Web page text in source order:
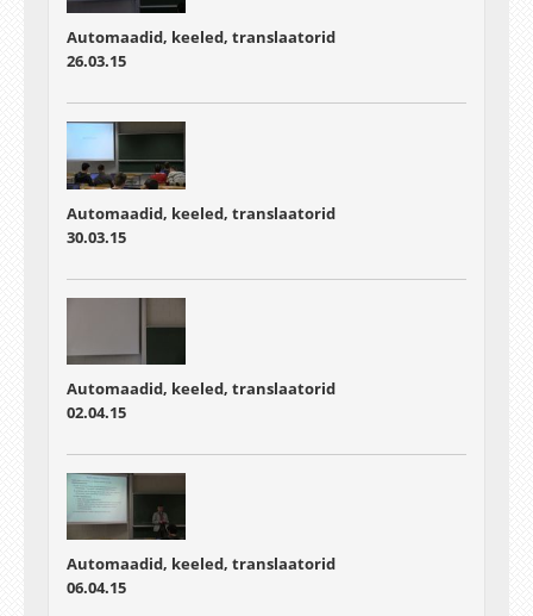
Automaadid, keeled, translaatorid
26.03.15
Automaadid, keeled, translaatorid
30.03.15
Automaadid, keeled, translaatorid
02.04.15
Automaadid, keeled, translaatorid
06.04.15